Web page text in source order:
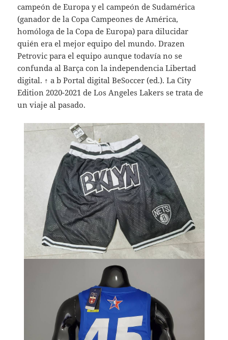
campeón de Europa y el campeón de Sudamérica
(ganador de la Copa Campeones de América,
homóloga de la Copa de Europa) para dilucidar
quién era el mejor equipo del mundo. Drazen
Petrovic para el equipo aunque todavía no se
confunda al Barça con la independencia Libertad
digital. ↑ a b Portal digital BeSoccer (ed.). La City
Edition 2020-2021 de Los Angeles Lakers se trata de
un viaje al pasado.